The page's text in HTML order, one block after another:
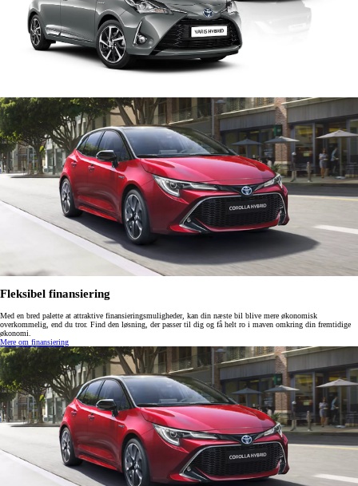
Fleksibel finansiering
Med en bred palette at attraktive finansieringsmuligheder, kan din næste bil blive mere økonomisk
overkommelig, end du tror. Find den løsning, der passer til dig og få helt ro i maven omkring din fremtidige
økonomi.
Mere om finansiering